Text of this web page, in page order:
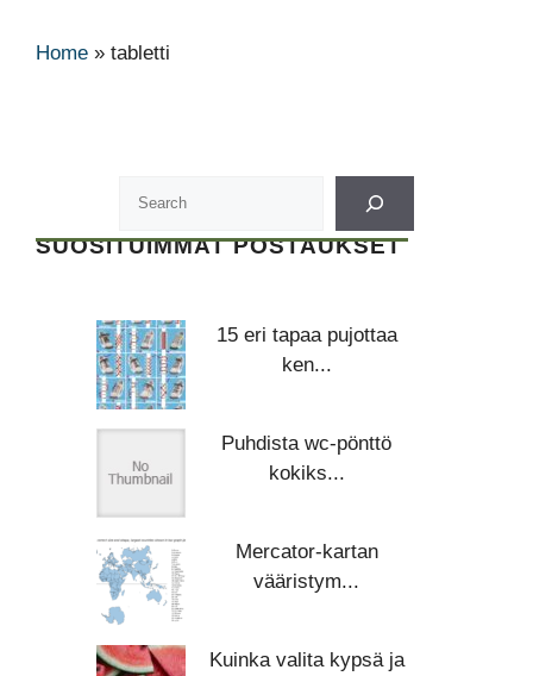
Home » tabletti
SUOSITUIMMAT POSTAUKSET
15 eri tapaa pujottaa
ken...
Puhdista wc-pönttö
kokiks...
Mercator-kartan
vääristym...
Kuinka valita kypsä ja